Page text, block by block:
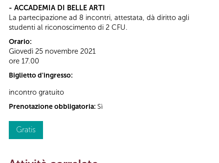
- ACCADEMIA DI BELLE ARTI
La partecipazione ad 8 incontri, attestata, dà diritto agli
studenti al riconoscimento di 2 CFU.
Orario:
Giovedì 25 novembre 2021
ore 17.00
Biglietto d'ingresso:
incontro gratuito
Prenotazione obbligatoria: Sì
Gratis